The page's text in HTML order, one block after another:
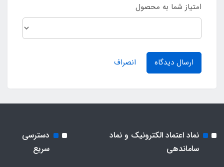
امتیاز شما به محصول
ارسال دیدگاه انصراف
نماد اعتماد الکترونیک و نماد
ساماندهی
دسترسی
سریع